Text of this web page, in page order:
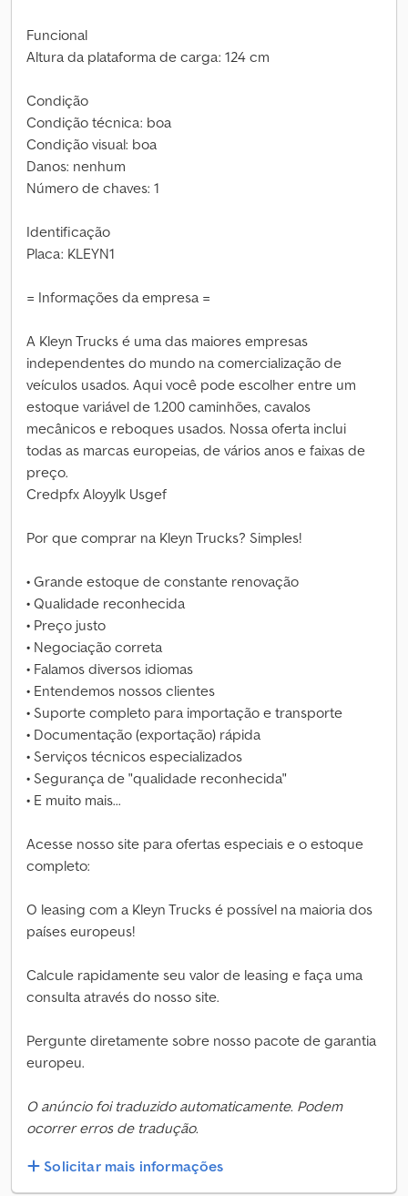
Funcional
Altura da plataforma de carga: 124 cm
Condição
Condição técnica: boa
Condição visual: boa
Danos: nenhum
Número de chaves: 1
Identificação
Placa: KLEYN1
= Informações da empresa =
A Kleyn Trucks é uma das maiores empresas
independentes do mundo na comercialização de
veículos usados. Aqui você pode escolher entre um
estoque variável de 1.200 caminhões, cavalos
mecânicos e reboques usados. Nossa oferta inclui
todas as marcas europeias, de vários anos e faixas de
preço.
Credpfx Aloyylk Usgef
Por que comprar na Kleyn Trucks? Simples!
• Grande estoque de constante renovação
• Qualidade reconhecida
• Preço justo
• Negociação correta
• Falamos diversos idiomas
• Entendemos nossos clientes
• Suporte completo para importação e transporte
• Documentação (exportação) rápida
• Serviços técnicos especializados
• Segurança de "qualidade reconhecida"
• E muito mais...
Acesse nosso site para ofertas especiais e o estoque
completo:
O leasing com a Kleyn Trucks é possível na maioria dos
países europeus!
Calcule rapidamente seu valor de leasing e faça uma
consulta através do nosso site.
Pergunte diretamente sobre nosso pacote de garantia
europeu.
O anúncio foi traduzido automaticamente. Podem
ocorrer erros de tradução.
Solicitar mais informações